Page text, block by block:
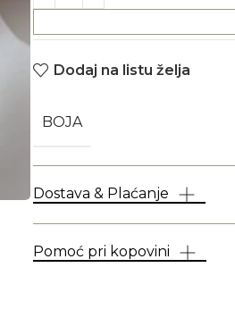
Dodaj na listu želja
BOJA
Dostava & Plaćanje
Pomoć pri kopovini